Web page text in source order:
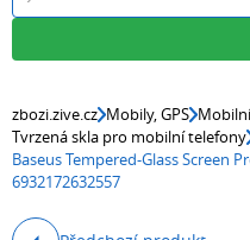
zbozi.zive.cz Mobily, GPS
Tvrzená skla pro mobilní telefony
Baseus Tempered-Glass Screen
6932172632557